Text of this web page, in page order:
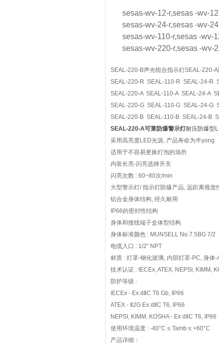
sesas-wv-12-r,sesas -wv-
sesas-wv-24-r,sesas -wv-
sesas-wv-110-r,sesas -wv-
sesas-wv-220-r,sesas -wv-
SEAL-220-B声光组合指示灯SEAL-220-
SEAL-220-R SEAL-110-R SEAL-24-R
SEAL-220-A SEAL-110-A SEAL-24-A
SEAL-220-G SEAL-110-G SEAL-24-G
SEAL-220-B SEAL-110-B SEAL-24-B
SEAL-220-A可莱防爆警示灯耐压防爆型
采用高亮度LED光源, 产品寿命为半yong
适用于不容易更换灯泡的场所
内装长亮-闪亮选择开关
闪亮次数 : 60~80次/min
大型警示灯/ 指示灯防爆产品, 远距离视觉
铝合金身体结构, 经久耐用
IP66的密封性结构
身体和接线端子盒体型结构
身体标准颜色 : MUNSELL No.7.5BG 7/2
电缆入口 : 1/2″ NPT
材质 : 灯罩-钢化玻璃, 内部灯罩-PC, 身
技术认证 : IECEx, ATEX, NEPSI, KIMM,
防护等级 :
IECEx - Ex dⅡC T6 Gb, IP66
ATEX - Ⅱ2G Ex dⅡC T6, IP66
NEPSI, KIMM, KOSHA - Ex dⅡC T6, IP66
使用环境温度 : -40°C ≤ Tamb ≤ +60°C
产品详细：